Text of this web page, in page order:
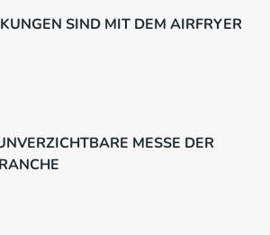
SIND MIT DEM AIRFRYER
MESSE DER